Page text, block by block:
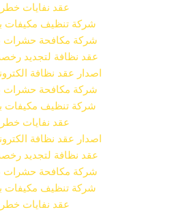
عقد نفايات
شركة تنظيف مكيفات
شركة مكافحة حشرات
عقد نظافة لتجديد رخصة
اصدار عقد نظافة
شركة مكافحة حشرات
شركة تنظيف مكيفات
عقد نفايات
اصدار عقد نظافة
عقد نظافة لتجديد رخصة
شركة مكافحة حشرات
شركة تنظيف مكيفات
عقد نفايات